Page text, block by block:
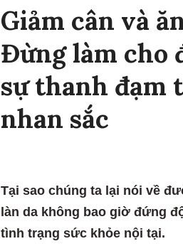
Giảm cân và
Đừng làm cho
sự thanh đạm
nhan sắc
Tại sao chúng ta lại nói về
làn da không bao giờ đứng
tình trạng sức khỏe nội tại.